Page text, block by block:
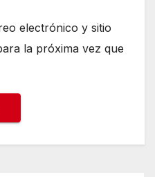
electrónico y sitio
la próxima vez que